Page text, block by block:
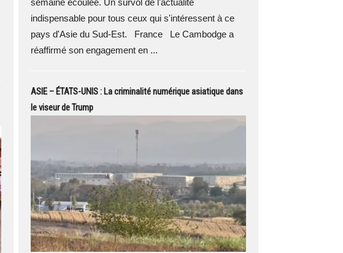
semaine écoulée. Un survol de l'actualité
indispensable pour tous ceux qui s'intéressent à ce
pays d'Asie du Sud-Est. France Le Cambodge a
réaffirmé son engagement en ...
ASIE – ÉTATS-UNIS : La criminalité numérique asiatique dans
le viseur de Trump